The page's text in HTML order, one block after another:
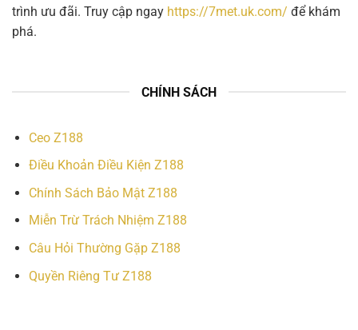
trình ưu đãi. Truy cập ngay https://7met.uk.com/ để khám
phá.
CHÍNH SÁCH
Ceo Z188
Điều Khoản Điều Kiện Z188
Chính Sách Bảo Mật Z188
Miễn Trừ Trách Nhiệm Z188
Câu Hỏi Thường Gặp Z188
Quyền Riêng Tư Z188